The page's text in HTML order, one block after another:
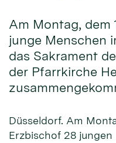
Am Montag, dem
junge Menschen
das Sakrament
der Pfarrkirche
Düsseldorf. Am
Erzbischof 28